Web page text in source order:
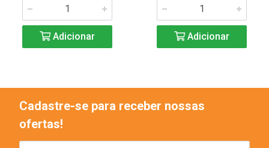
Adicionar Adicionar
Cadastre-se para receber nossas
ofertas!